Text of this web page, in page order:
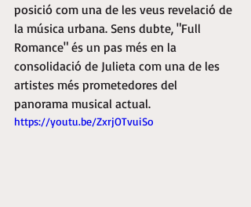
posició com una de les veus revelació de
la música urbana. Sens dubte, "Full
Romance" és un pas més en la
consolidació de Julieta com una de les
artistes més prometedores del
panorama musical actual.
https://youtu.be/ZxrjOTvuiSo